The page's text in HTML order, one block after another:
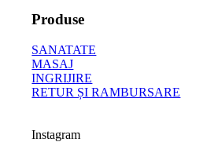
Produse
SANATATE
MASAJ
INGRIJIRE
RETUR ȘI RAMBURSARE
Instagram